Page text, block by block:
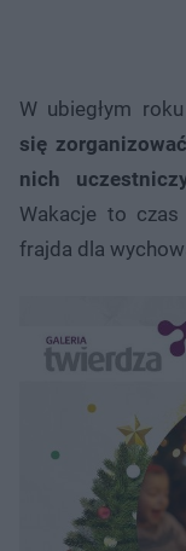
W ubiegłym roku
się
nich
Wakacje to
frajda dla